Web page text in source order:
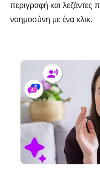
περιγραφή και λεζάντες
νοημοσύνη με ένα κλικ.